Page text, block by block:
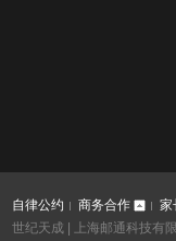
自律公约 家
商务合作
世纪天成 | 上海邮通科技有